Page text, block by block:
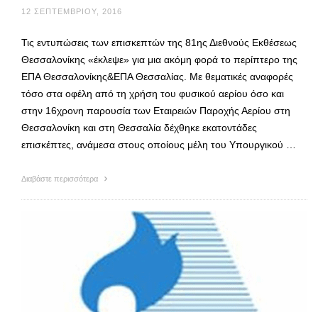
12 ΣΕΠΤΕΜΒΡΊΟΥ, 2016
Τις εντυπώσεις των επισκεπτών της 81ης Διεθνούς Εκθέσεως
Θεσσαλονίκης «έκλεψε» για μια ακόμη φορά το περίπτερο της
ΕΠΑ Θεσσαλονίκης&ΕΠΑ Θεσσαλίας. Με θεματικές αναφορές
τόσο στα οφέλη από τη χρήση του φυσικού αερίου όσο και
στην 16χρονη παρουσία των Εταιρειών Παροχής Αερίου στη
Θεσσαλονίκη και στη Θεσσαλία δέχθηκε εκατοντάδες
επισκέπτες, ανάμεσα στους οποίους μέλη του Υπουργικού …
Διαβάστε περισσότερα